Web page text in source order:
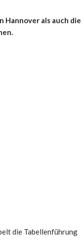
Hannover als auch die
die Tabellenführung